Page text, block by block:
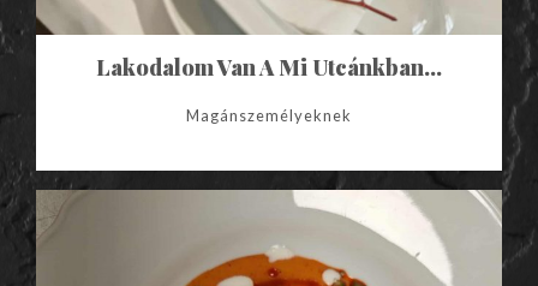
Lakodalom Van A Mi Utcánkban…
Magánszemélyeknek